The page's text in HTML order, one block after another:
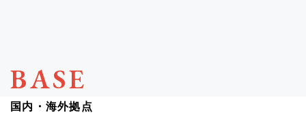
BASE
国内・海外拠点